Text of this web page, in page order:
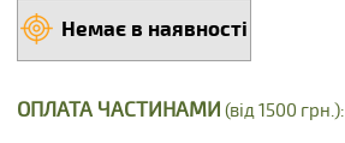
Немає в наявності
ОПЛАТА ЧАСТИНАМИ (від 1500 грн.):